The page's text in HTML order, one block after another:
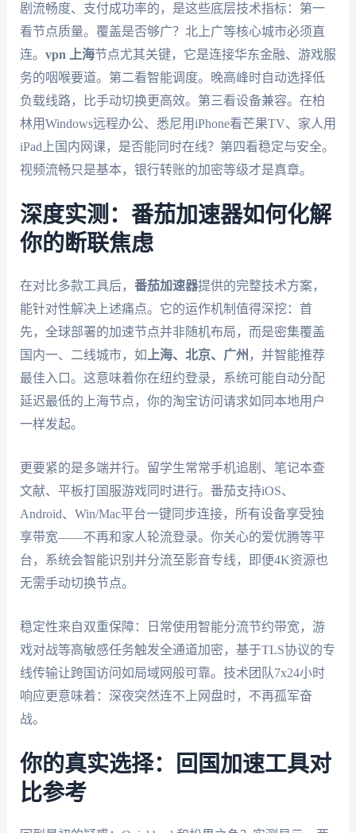
剧流畅度、支付成功率的，是这些底层技术指标：第一
看节点质量。覆盖是否够广？北上广等核心城市必须直
连。 vpn 上海节点尤其关键，它是连接华东金融、游戏服
务的咽喉要道。第二看智能调度。晚高峰时自动选择低
负载线路，比手动切换更高效。第三看设备兼容。在柏
林用Windows远程办公、悉尼用iPhone看芒果TV、家人用
iPad上国内网课，是否能同时在线？第四看稳定与安全。
视频流畅只是基本，银行转账的加密等级才是真章。
深度实测：番茄加速器如何化解
你的断联焦虑
在对比多款工具后， 番茄加速器提供的完整技术方案，
能针对性解决上述痛点。它的运作机制值得深挖：首
先，全球部署的加速节点并非随机布局，而是密集覆盖
国内一、二线城市，如 上海、北京、广州 ，并智能推荐
最佳入口。这意味着你在纽约登录，系统可能自动分配
延迟最低的上海节点，你的淘宝访问请求如同本地用户
一样发起。
更要紧的是多端并行。留学生常常手机追剧、笔记本查
文献、平板打国服游戏同时进行。番茄支持iOS、
Android、Win/Mac平台一键同步连接，所有设备享受独
享带宽——不再和家人轮流登录。你关心的爱优腾等平
台，系统会智能识别并分流至影音专线，即便4K资源也
无需手动切换节点。
稳定性来自双重保障：日常使用智能分流节约带宽，游
戏对战等高敏感任务触发全通道加密，基于TLS协议的专
线传输让跨国访问如局域网般可靠。技术团队7x24小时
响应更意味着：深夜突然连不上网盘时，不再孤军奋
战。
你的真实选择：回国加速工具对
比参考